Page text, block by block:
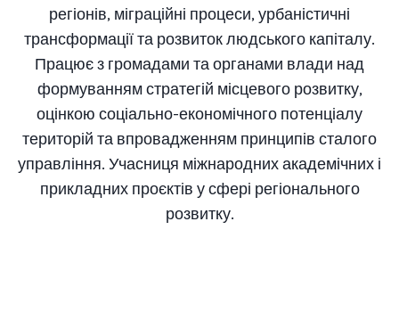
регіонів, міграційні процеси, урбаністичні
трансформації та розвиток людського капіталу.
Працює з громадами та органами влади над
формуванням стратегій місцевого розвитку,
оцінкою соціально-економічного потенціалу
територій та впровадженням принципів сталого
управління. Учасниця міжнародних академічних і
прикладних проєктів у сфері регіонального
розвитку.